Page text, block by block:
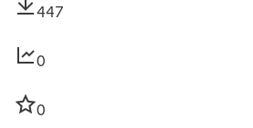
447
0
0